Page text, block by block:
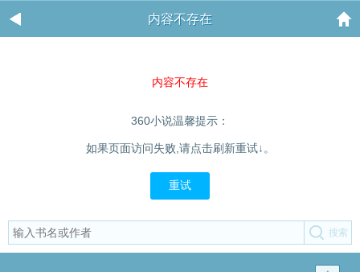
内容不存在
内容不存在
360小说温馨提示：
如果页面访问失败,请点击刷新重试↓。
重试